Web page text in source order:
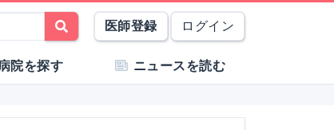
医師登録 ログイン
院を探す ニュースを読む